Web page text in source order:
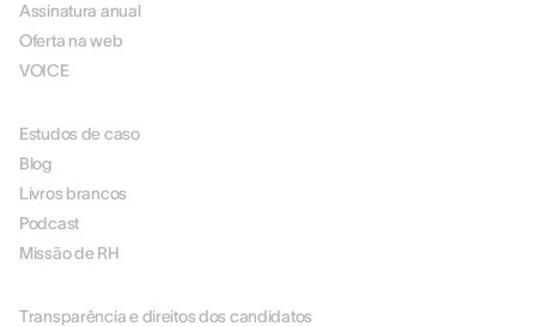
Assinatura anual
Oferta na web
VOICE
Estudos de caso
Blog
Livros brancos
Podcast
Missão de RH
Transparência e direitos dos candidatos